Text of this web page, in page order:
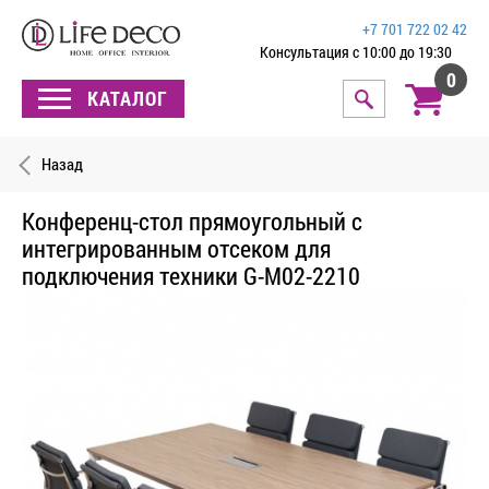
КАТАЛОГ
+7 701 722 02 42
Консультация с 10:00 до 19:30
0
Назад
Конференц-стол прямоугольный с
интегрированным отсеком для
подключения техники G-M02-2210